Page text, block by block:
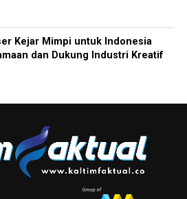
Kejar Mimpi untuk Indonesia
dan Dukung Industri Kreatif